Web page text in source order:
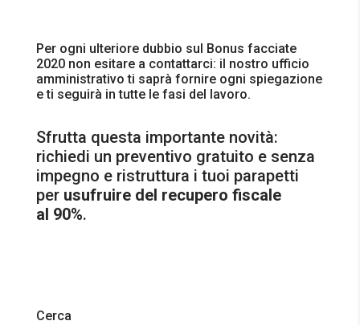
Per ogni ulteriore dubbio sul Bonus facciate
2020 non esitare a contattarci: il nostro ufficio
amministrativo ti saprà fornire ogni spiegazione
e ti seguirà in tutte le fasi del lavoro.
Sfrutta questa importante novità:
richiedi un preventivo gratuito e senza
impegno e ristruttura i tuoi parapetti
per usufruire del recupero fiscale
al 90%.
Cerca